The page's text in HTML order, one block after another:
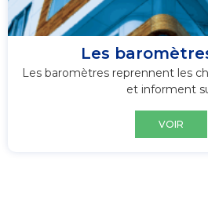
Les
Les baromètres reprennent les
et informent
VOIR